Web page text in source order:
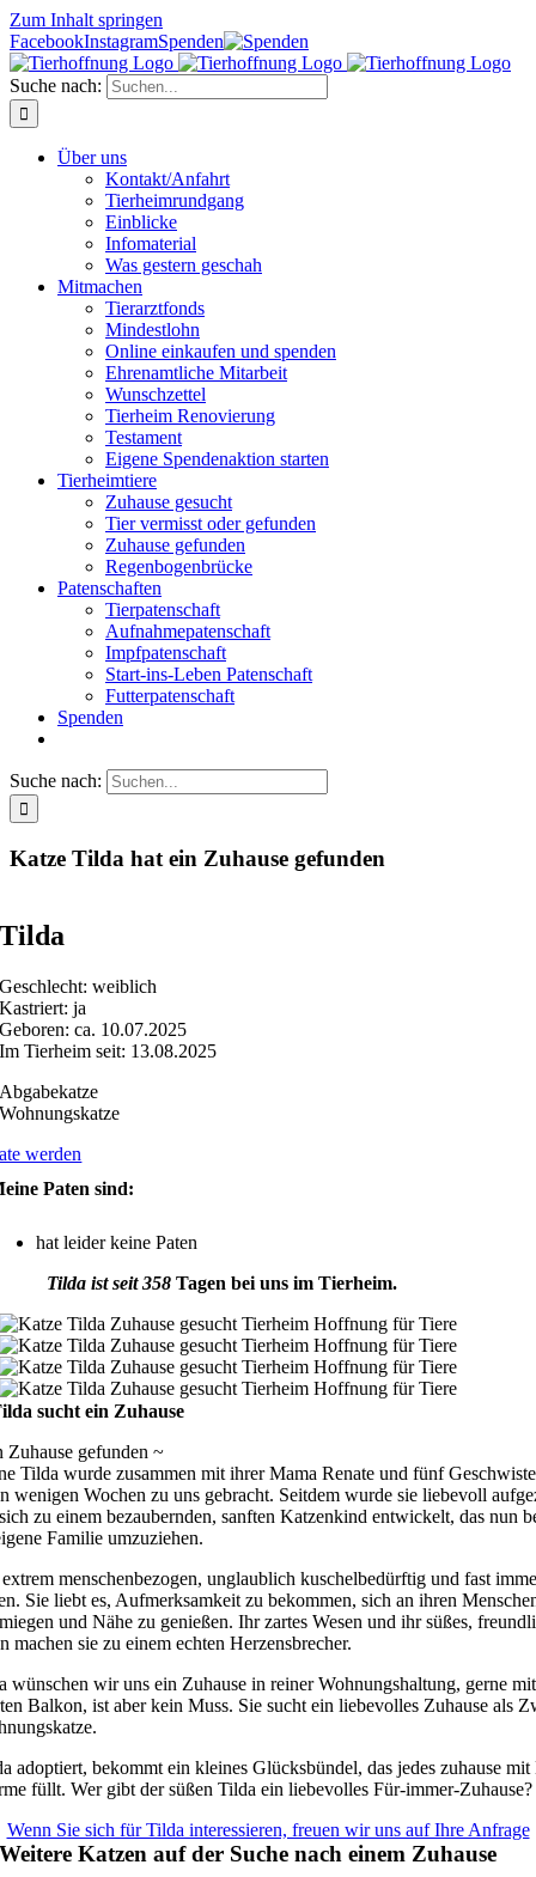
Zum Inhalt springen
FacebookInstagramSpenden
Suche nach:
Über uns
Kontakt/Anfahrt
Tierheimrundgang
Einblicke
Infomaterial
Was gestern geschah
Mitmachen
Tierarztfonds
Mindestlohn
Online einkaufen und spenden
Ehrenamtliche Mitarbeit
Wunschzettel
Tierheim Renovierung
Testament
Eigene Spendenaktion starten
Tierheimtiere
Zuhause gesucht
Tier vermisst oder gefunden
Zuhause gefunden
Regenbogenbrücke
Patenschaften
Tierpatenschaft
Aufnahmepatenschaft
Impfpatenschaft
Start-ins-Leben Patenschaft
Futterpatenschaft
Spenden
Suche nach:
Katze Tilda hat ein Zuhause gefunden
Tilda
Geschlecht: weiblich
Kastriert: ja
Geboren: ca. 10.07.2025
Im Tierheim seit: 13.08.2025
Abgabekatze
Wohnungskatze
werden
Paten sind:
hat leider keine Paten
Tilda ist seit 358 Tagen bei uns im Tierheim.
sucht ein Zuhause
Zuhause gefunden ~
Tilda wurde zusammen mit ihrer Mama Renate und fünf
wenigen Wochen zu uns gebracht. Seitdem wurde sie liebevoll
zu einem bezaubernden, sanften Katzenkind entwickelt, das nun
Familie umzuziehen.
menschenbezogen, unglaublich kuschelbedürftig und fast
Sie liebt es, Aufmerksamkeit zu bekommen, sich an ihren
und Nähe zu genießen. Ihr zartes Wesen und ihr süßes,
machen sie zu einem echten Herzensbrecher.
wünschen wir uns ein Zuhause in reiner Wohnungshaltung, gerne
Balkon, ist aber kein Muss. Sie sucht ein liebevolles Zuhause als
adoptiert, bekommt ein kleines Glücksbündel, das jedes zuhause mit
füllt. Wer gibt der süßen Tilda ein liebevolles Für-immer-Zuhause?
Wenn Sie sich für Tilda interessieren, freuen wir uns auf Ihre Anfrage
Weitere Katzen auf der Suche nach einem Zuhause